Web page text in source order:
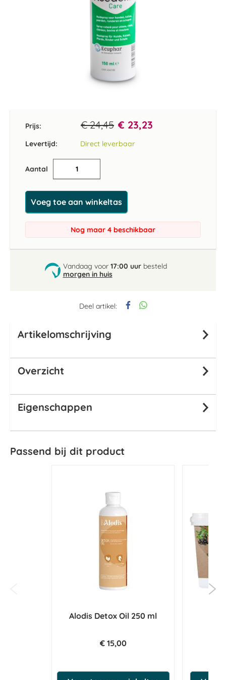
Deel artikel:
Prijs: € 24,45 € 23,23
Levertijd: Direct leverbaar
Aantal
Voeg toe aan winkeltas
Nog maar 4 beschikbaar
Vandaag voor 17:00 uurbesteld
morgen in huis
begin
afbeeldingen-
gallerij
Artikelomschrijving
Overzicht
Eigenschappen
Passend bij dit product
Alodis Detox Oil 250 ml
€ 15,00